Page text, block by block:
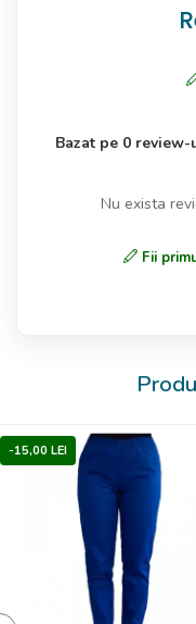
Bazat pe 0 review-
Nu exista
Fii
-15,00 LEI